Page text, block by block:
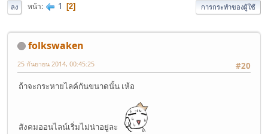
ลง หน้า 1 2 การกระทำของผู้ใช้
folkswaken
#20
25 กันยายน 2014, 00:45:25
ถ้าจะกระหายไลค์กันขนาดนั้น เห้อ
สังคมออนไลน์เริ่มไม่น่าอยู่ละ